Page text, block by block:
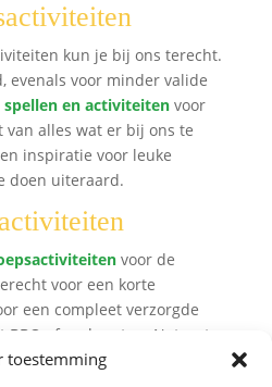
toestemming
kun je bij ons terecht.
evenals voor minder valide
spellen en activiteitenvoor
van alles wat er bij ons te
inspiratie voor leuke
doen uiteraard.
voor de
voor een korte
een compleet verzorgde
BBQ of ander eten. Net wat